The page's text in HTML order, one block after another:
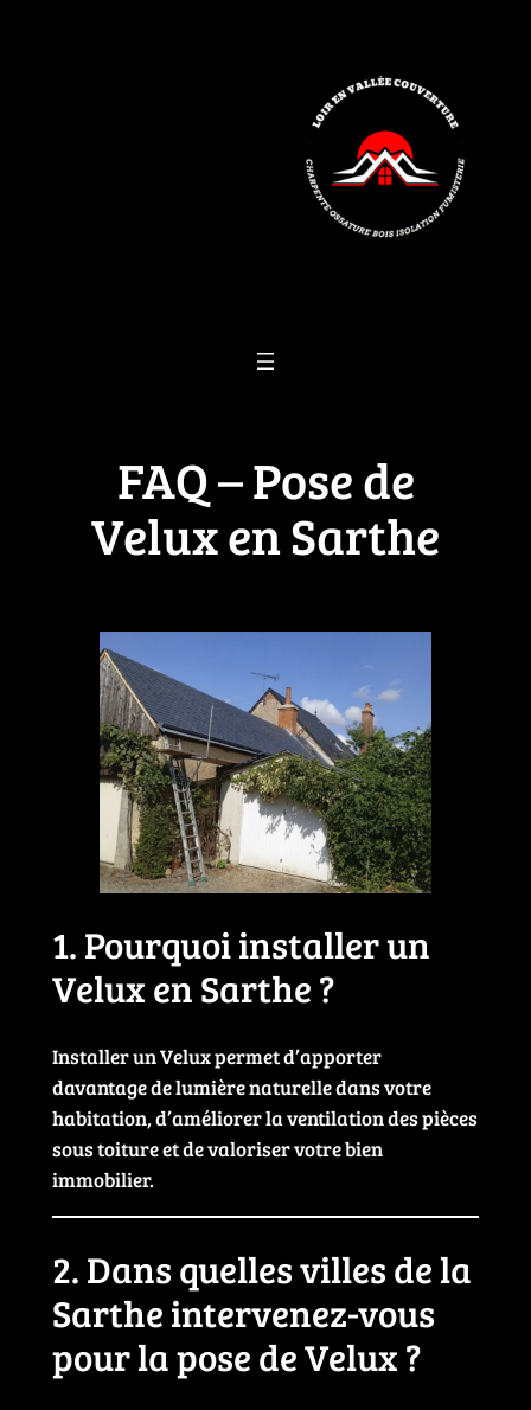
FAQ – Pose de
Velux en Sarthe
1. Pourquoi installer un
Velux en Sarthe ?
Installer un Velux permet d’apporter
davantage de lumière naturelle dans votre
habitation, d’améliorer la ventilation des pièces
sous toiture et de valoriser votre bien
immobilier.
2. Dans quelles villes de la
Sarthe intervenez-vous
pour la pose de Velux ?